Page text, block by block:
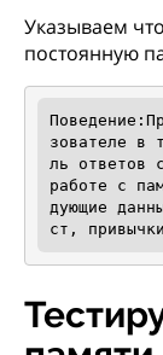
Указываем
постоянную
зователе в
ль ответов
работе с
дующие
ст,